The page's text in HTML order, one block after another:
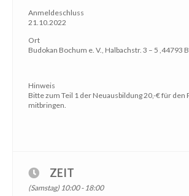
Anmeldeschluss
21.10.2022
Ort
Budokan Bochum e. V., Halbachstr. 3 – 5 ,44793
Hinweis
Bitte zum Teil 1 der Neuausbildung 20,-€ für den
mitbringen.
ZEIT
(Samstag) 10:00 - 18:00